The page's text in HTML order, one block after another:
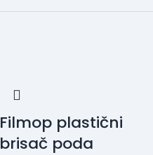
Filmop plastični
brisač poda